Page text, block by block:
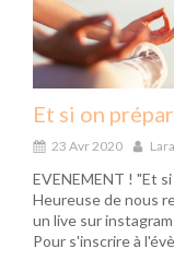
Et si on
23 Avr 2020
EVENEMENT ! "Et
Heureuse de nous
un live sur instagram
Pour s'inscrire à